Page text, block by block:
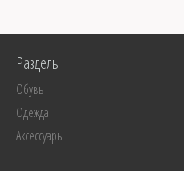
Разделы
Обувь
Одежда
Аксессуары